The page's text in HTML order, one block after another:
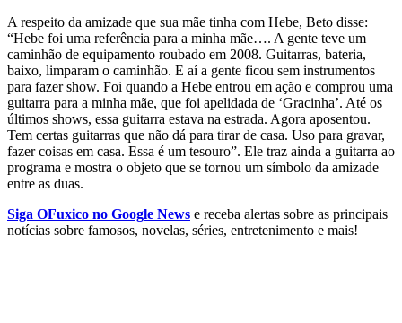
A respeito da amizade que sua mãe tinha com Hebe, Beto disse:
“Hebe foi uma referência para a minha mãe…. A gente teve um
caminhão de equipamento roubado em 2008. Guitarras, bateria,
baixo, limparam o caminhão. E aí a gente ficou sem instrumentos
para fazer show. Foi quando a Hebe entrou em ação e comprou uma
guitarra para a minha mãe, que foi apelidada de ‘Gracinha’. Até os
últimos shows, essa guitarra estava na estrada. Agora aposentou.
Tem certas guitarras que não dá para tirar de casa. Uso para gravar,
fazer coisas em casa. Essa é um tesouro”. Ele traz ainda a guitarra ao
programa e mostra o objeto que se tornou um símbolo da amizade
entre as duas.
Siga OFuxico no Google News e receba alertas sobre as principais
notícias sobre famosos, novelas, séries, entretenimento e mais!